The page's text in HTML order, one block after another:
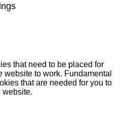
that need to be placed for
to work. Fundamental
that are needed for you to
website.